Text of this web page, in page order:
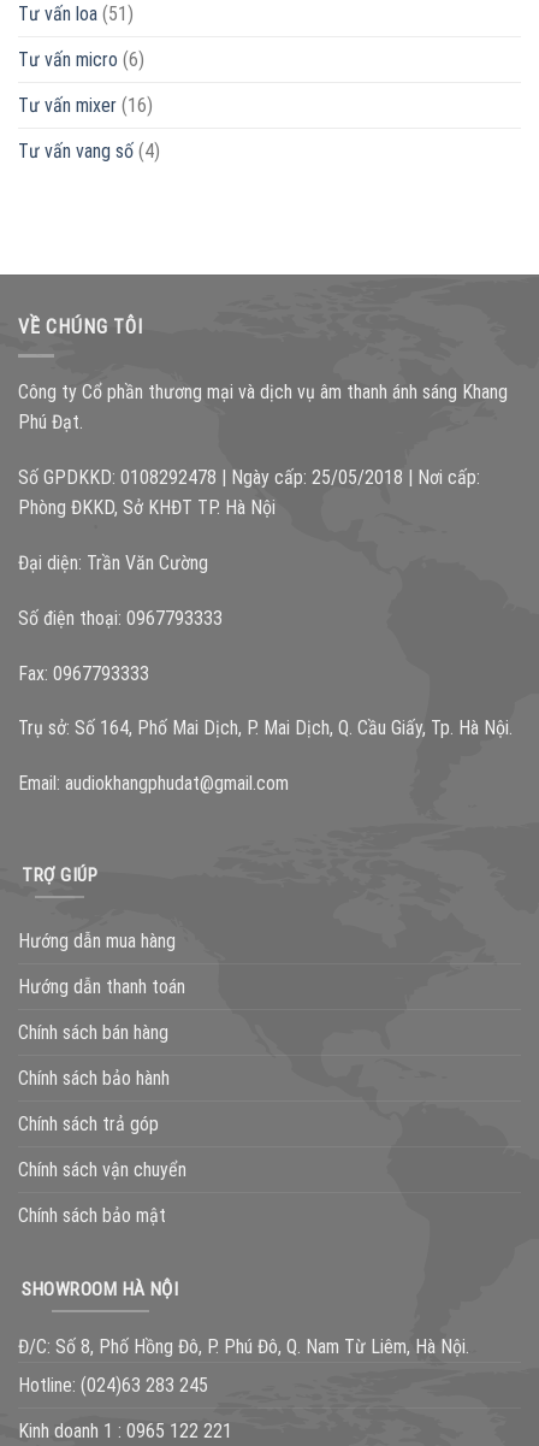
Tư vấn loa (51)
Tư vấn micro (6)
Tư vấn mixer (16)
Tư vấn vang số (4)
VỀ CHÚNG TÔI
Công ty Cổ phần thương mại và dịch vụ âm thanh ánh sáng Khang
Phú Đạt.
Số GPDKKD: 0108292478 | Ngày cấp: 25/05/2018 | Nơi cấp:
Phòng ĐKKD, Sở KHĐT TP. Hà Nội
Đại diện: Trần Văn Cường
Số điện thoại: 0967793333
Fax: 0967793333
Trụ sở: Số 164, Phố Mai Dịch, P. Mai Dịch, Q. Cầu Giấy, Tp. Hà Nội.
Email: audiokhangphudat@gmail.com
TRỢ GIÚP
Hướng dẫn mua hàng
Hướng dẫn thanh toán
Chính sách bán hàng
Chính sách bảo hành
Chính sách trả góp
Chính sách vận chuyển
Chính sách bảo mật
SHOWROOM HÀ NỘI
Đ/C: Số 8, Phố Hồng Đô, P. Phú Đô, Q. Nam Từ Liêm, Hà Nội.
Hotline: (024)63 283 245
Kinh doanh 1 : 0965 122 221